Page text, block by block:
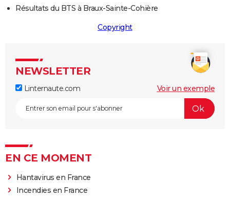
Résultats du BTS à Braux-Sainte-Cohière
Copyright
NEWSLETTER
Linternaute.com Voir un exemple
EN CE MOMENT
Hantavirus en France
Incendies en France